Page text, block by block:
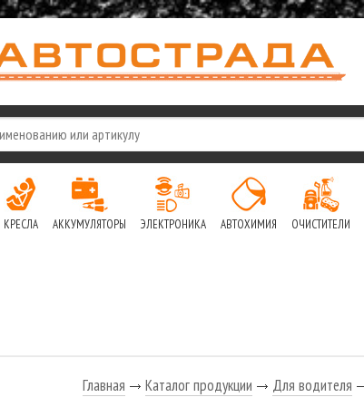
КРЕСЛА АККУМУЛЯТОРЫ ЭЛЕКТРОНИКА АВТОХИМИЯ ОЧИСТИТЕЛИ
Главная Каталог продукции Для водителя